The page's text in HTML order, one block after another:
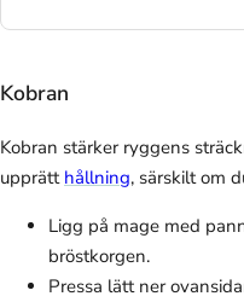
Kobran
Kobran stärker ryggens
upprätt hållning, särskilt om
Ligg på mage med
bröstkorgen.
Pressa lätt ner